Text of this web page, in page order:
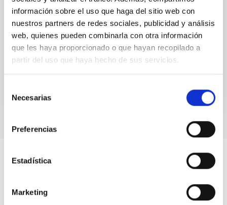
información sobre el uso que haga del sitio web con
nuestros partners de redes sociales, publicidad y análisis
web, quienes pueden combinarla con otra información
que les haya proporcionado o que hayan recopilado a
partir del uso que haya hecho de sus servicios.
Necesarias
Preferencias
Estadística
Marketing
Extremadura
La noche del 12 al 13 de agosto, el canal sky-live.tv se
desplazará hasta Extremadura para retransmitir el
máximo de las Perseidas 2023 desde el Centro...